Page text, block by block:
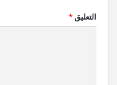
التعليق*